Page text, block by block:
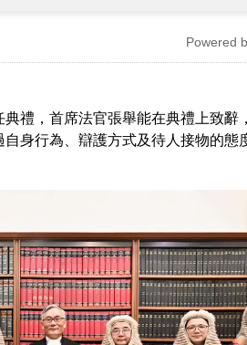
禮，首席法官張舉能在典禮上致辭
身行為、辯護方式及待人接物的態